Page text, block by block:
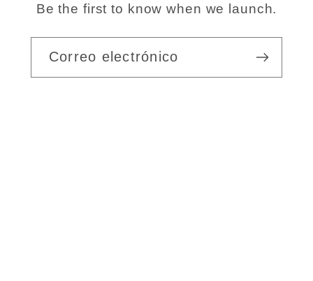
Be the first to know when we launch.
Correo electrónico